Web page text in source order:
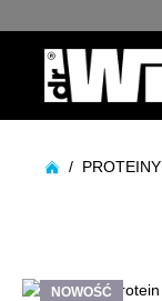
/ PROTEINY
NOWOŚĆ